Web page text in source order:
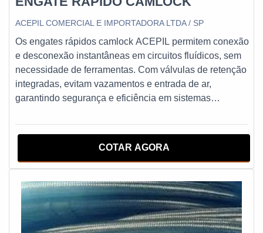
ACEPIL COMERCIAL E IMPORTADORA LTDA / SP
Os engates rápidos camlock ACEPIL permitem conexão
e desconexão instantâneas em circuitos fluídicos, sem
necessidade de ferramentas. Com válvulas de retenção
integradas, evitam vazamentos e entrada de ar,
garantindo segurança e eficiência em sistemas
em aço inoxidável, atendem normas SAE/ISO,
Orelhas.
COTAR AGORA